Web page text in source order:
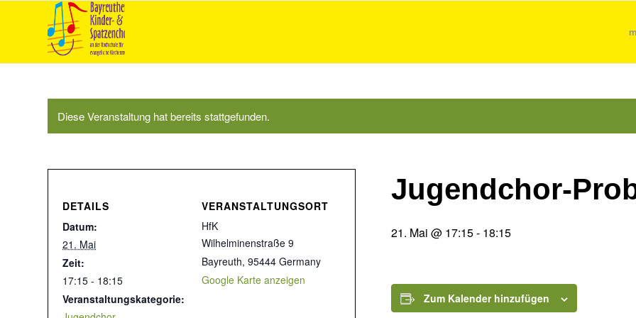
Diese Veranstaltung hat bereits stattgefunden.
Jugendchor-
21. Mai @ 17:15- 18:15
Zum Kalender hinzufügen
DETAILS
Datum:
21. Mai
Zeit:
17:15 - 18:15
Veranstaltungskategorie:
VERANSTALTUNGSORT
HfK
Wilhelminenstraße 9
Bayreuth, 95444 Germany
Google Karte anzeigen